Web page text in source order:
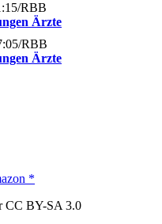
/RBB
Ärzte
/RBB
Ärzte
*
CC BY-SA 3.0